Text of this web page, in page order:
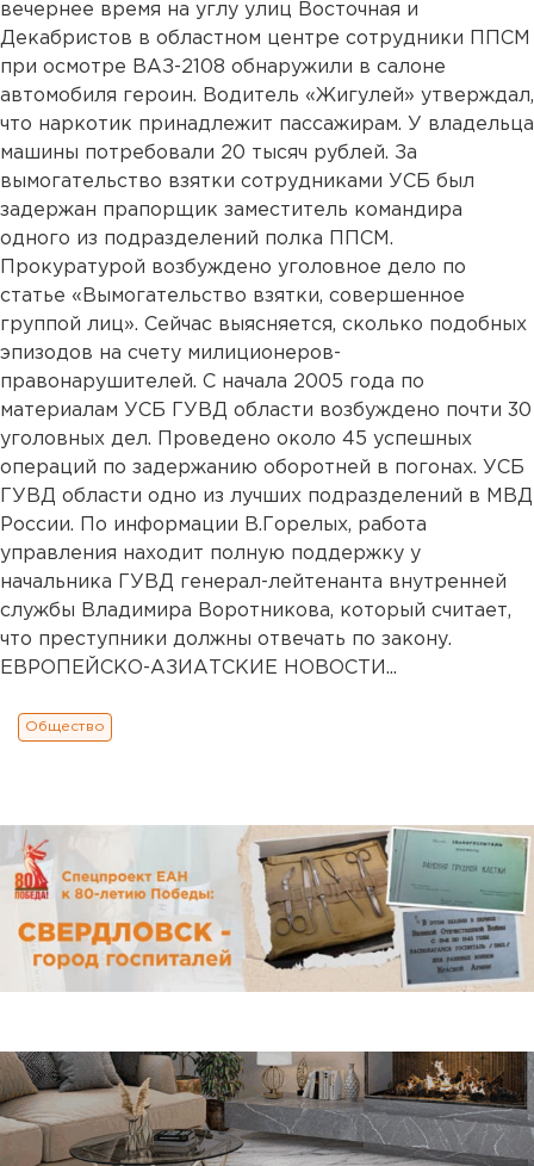
вечернее время на углу улиц Восточная и
Декабристов в областном центре сотрудники ППСМ
при осмотре ВАЗ-2108 обнаружили в салоне
автомобиля героин. Водитель «Жигулей» утверждал,
что наркотик принадлежит пассажирам. У владельца
машины потребовали 20 тысяч рублей. За
вымогательство взятки сотрудниками УСБ был
задержан прапорщик заместитель командира
одного из подразделений полка ППСМ.
Прокуратурой возбуждено уголовное дело по
статье «Вымогательство взятки, совершенное
группой лиц». Сейчас выясняется, сколько подобных
эпизодов на счету милиционеров-
правонарушителей. С начала 2005 года по
материалам УСБ ГУВД области возбуждено почти 30
уголовных дел. Проведено около 45 успешных
операций по задержанию оборотней в погонах. УСБ
ГУВД области одно из лучших подразделений в МВД
России. По информации В.Горелых, работа
управления находит полную поддержку у
начальника ГУВД генерал-лейтенанта внутренней
службы Владимира Воротникова, который считает,
что преступники должны отвечать по закону.
ЕВРОПЕЙСКО-АЗИАТСКИЕ НОВОСТИ...
Общество